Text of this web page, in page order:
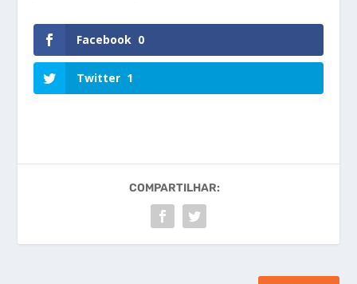
Facebook 0
Twitter 1
COMPARTILHAR: